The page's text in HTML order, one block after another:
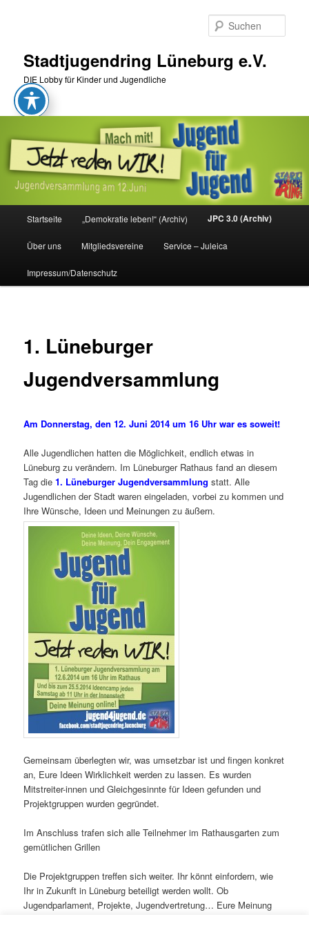
Stadtjugendring Lüneburg e.V.
DIE Lobby für Kinder und Jugendliche
Startseite „Demokratie leben!“ (Archiv) JPC 3.0 (Archiv)
Über uns Mitgliedsvereine Service – Juleica
Impressum/Datenschutz
1. Lüneburger
Jugendversammlung
Am Donnerstag, den 12. Juni 2014 um 16 Uhr war es soweit!
Alle Jugendlichen hatten die Möglichkeit, endlich etwas in
Lüneburg zu verändern. Im Lüneburger Rathaus fand an diesem
Tag die1. Lüneburger Jugendversammlung statt. Alle
Jugendlichen der Stadt waren eingeladen, vorbei zu kommen und
Ihre Wünsche, Ideen und Meinungen zu äußern.
Gemeinsam überlegten wir, was umsetzbar ist und fingen konkret
an, Eure Ideen Wirklichkeit werden zu lassen. Es wurden
Mitstreiter-innen und Gleichgesinnte für Ideen gefunden und
Projektgruppen wurden gegründet.
Im Anschluss trafen sich alle Teilnehmer im Rathausgarten zum
gemütlichen Grillen
Die Projektgruppen treffen sich weiter. Ihr könnt einfordern, wie
Ihr in Zukunft in Lüneburg beteiligt werden wollt. Ob
Jugendparlament, Projekte, Jugendvertretung… Eure Meinung